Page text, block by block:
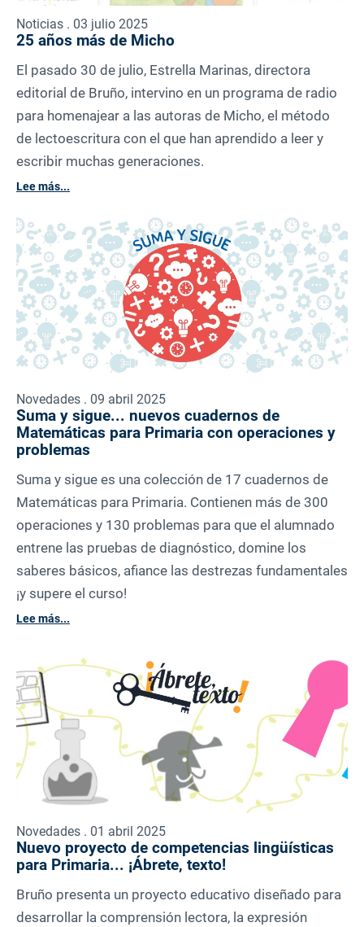
Noticias . 03 julio 2025
25 años más de Micho
El pasado 30 de julio, Estrella Marinas, directora
editorial de Bruño, intervino en un programa de radio
para homenajear a las autoras de Micho, el método
de lectoescritura con el que han aprendido a leer y
escribir muchas generaciones.
Lee más...
Novedades . 09 abril 2025
Suma y sigue... nuevos cuadernos de
Matemáticas para Primaria con operaciones y
problemas
Suma y sigue es una colección de 17 cuadernos de
Matemáticas para Primaria. Contienen más de 300
operaciones y 130 problemas para que el alumnado
entrene las pruebas de diagnóstico, domine los
saberes básicos, afiance las destrezas fundamentales
¡y supere el curso!
Lee más...
Novedades . 01 abril 2025
Nuevo proyecto de competencias lingüísticas
para Primaria... ¡Ábrete, texto!
Bruño presenta un proyecto educativo diseñado para
desarrollar la comprensión lectora, la expresión